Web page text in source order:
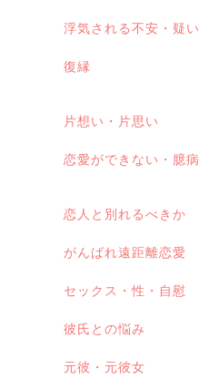
浮気される不安・疑い
復縁
片想い・片思い
恋愛ができない・臆病
恋人と別れるべきか
がんばれ遠距離恋愛
セックス・性・自慰
彼氏との悩み
元彼・元彼女